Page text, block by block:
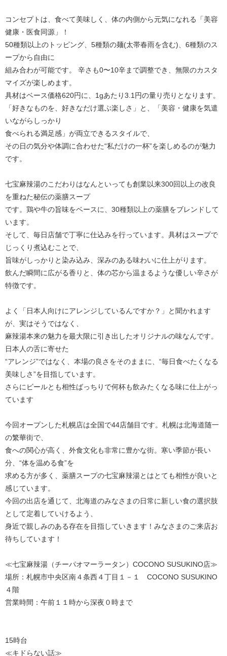
コンセプトは、食べて美味しく、体の内側から元気になれる「美容
健康・医食同源」！
50種類以上のトッピング、5種類の麺(太帯春雨を含む)、6種類のス
ープから自由に
組み合わが可能です。 辛さも0〜10辛まで調整でき、無限のカスタ
マイズが楽しめます。
具材はベース価格620円に、1gあたり3.1円の量り売りとなります。
「好きなものを、好きなだけ選ぶ楽しさ」と、「美容・健康を気遣
いながらしっかり
食べられる満足感」が両立できるスタイルで、
その日の気分や体調に合わせた“私だけの一杯”を楽しめるのが魅力
です。
七宝麻辣湯のこだわりはなんといっても創業以来300回以上の改良
を重ねた秘伝の薬膳スープ
です。鶏や牛の旨味をベースに、30種類以上の薬膳をブレンドして
います。
そして、毎日店舗で丁寧に仕込みを行っています。具材はスープで
じっくり煮込むことで、
旨味がしっかりと染み込み、深みのある味わいに仕上がります。
飲んだ瞬間に広がる香りと、体の芯から温まるような優しい辛さが
特徴です。
よく「日本人向けにアレンジしているんですか？」と聞かれます
が、実はそうではなく、
麻辣湯本来の魅力を最大限に引き出したオリジナルの味なんです。
日本人の舌に寄せた
“アレンジ”ではなく、本場の良さをそのままに、“毎日食べたくなる
美味しさ”を目指しています。
さらにビールとも相性ばっちりで何杯も飲みたくなる味に仕上がっ
ています
今回オープンした札幌店は全国で44店舗目です。札幌は北海道随一
の繁華街で、
食への関心が高く、外食文化も非常に豊かな街。寒い季節が長い
分、“体を温める食”を
求める方が多く、薬膳スープの七宝麻辣湯とはとても相性が良いと
感じています。
今回の出店を通じて、北海道のみなさまの日常に新しい食の選択肢
として定着していけるよう、
身近で親しみのある存在を目指していきます！みなさまのご来店お
待ちしています！
≪七宝麻辣湯（チーパオマーラータン）COCONO SUSUKINO店≫
場所：札幌市中央区南４条西４丁目１－１ COCONO SUSUKINO
４階
営業時間：午前１１時から深夜０時まで
15時台
≪キドらない話≫